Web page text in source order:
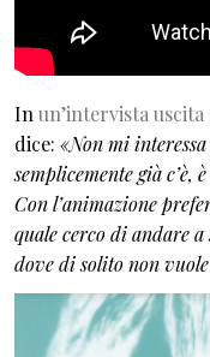
In un’intervista
dice: «Non mi
semplicemente già c’è,
Con l’animazione
quale cerco di andare
dove di solito non